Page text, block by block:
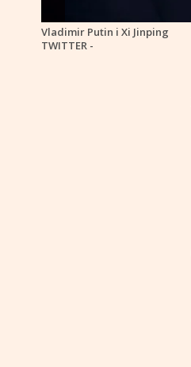
Vladimir Putin i Xi Jinping
TWITTER -